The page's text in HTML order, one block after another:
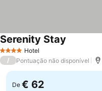
4 EstrelasHotel
Serenity Stay
/ Pontuação não disponível
De € 62